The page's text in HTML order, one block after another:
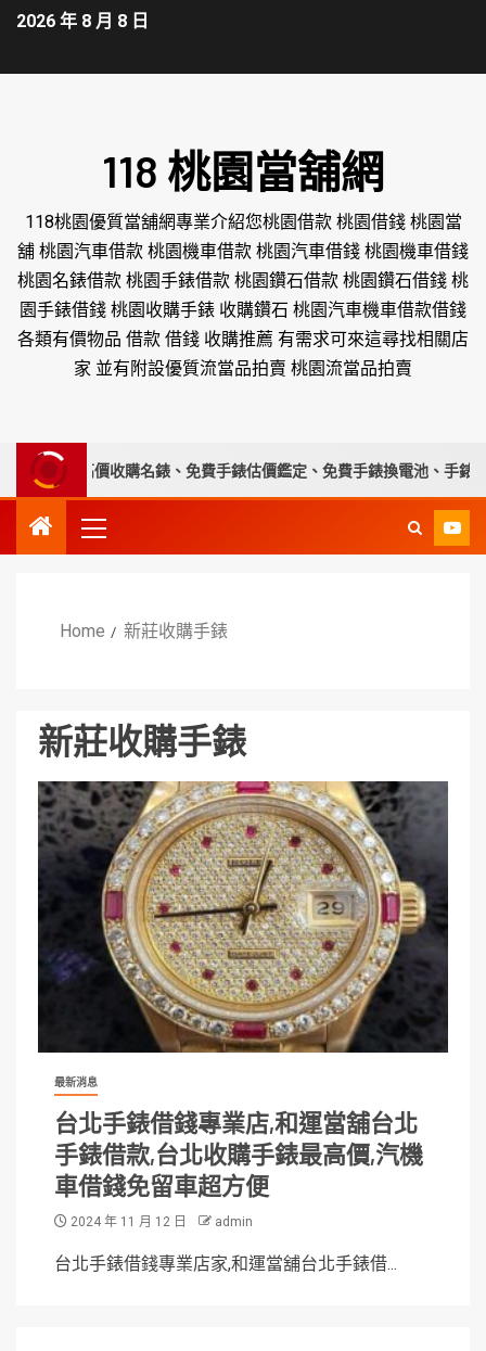
2026 年 8 月 8 日
118 桃園當舖網
118桃園優質當舖網專業介紹您桃園借款 桃園借錢 桃園當
舖 桃園汽車借款 桃園機車借款 桃園汽車借錢 桃園機車借錢
桃園名錶借款 桃園手錶借款 桃園鑽石借款 桃園鑽石借錢 桃
園手錶借錢 桃園收購手錶 收購鑽石 桃園汽車機車借款借錢
各類有價物品 借款 借錢 收購推薦 有需求可來這尋找相關店
家 並有附設優質流當品拍賣 桃園流當品拍賣
家｜高價收購名錶、免費手錶估價鑑定、免費手錶換電池、手錶要賣
Home 新莊收購手錶
新莊收購手錶
最新消息
台北手錶借錢專業店,和運當舖台北
手錶借款,台北收購手錶最高價,汽機
車借錢免留車超方便
2024 年 11 月 12 日 admin
台北手錶借錢專業店家,和運當舖台北手錶借...